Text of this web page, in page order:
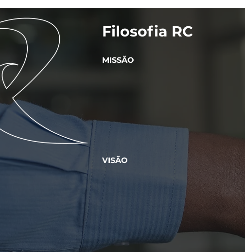
Filosofia RC
MISSÃO
VISÃO